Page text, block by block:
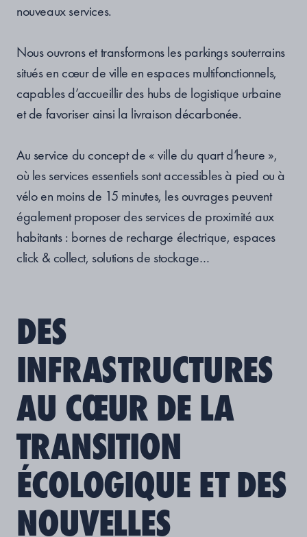
nouveaux services.
Nous ouvrons et transformons les parkings souterrains
situés en cœur de ville en espaces multifonctionnels,
capables d’accueillir des hubs de logistique urbaine
et de favoriser ainsi la livraison décarbonée.
Au service du concept de « ville du quart d’heure »,
où les services essentiels sont accessibles à pied ou à
vélo en moins de 15 minutes, les ouvrages peuvent
également proposer des services de proximité aux
habitants : bornes de recharge électrique, espaces
click & collect, solutions de stockage…
DES
INFRASTRUCTURES
AU CŒUR DE LA
TRANSITION
ÉCOLOGIQUE ET DES
NOUVELLES